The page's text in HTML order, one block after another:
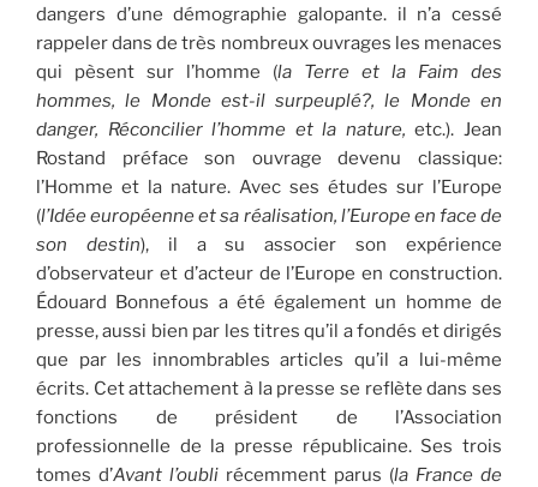
dangers d’une démographie galopante. il n’a cessé
rappeler dans de très nombreux ouvrages les menaces
qui pèsent sur l’homme (la Terre et la Faim des
hommes, le Monde est-il surpeuplé?, le Monde en
danger, Réconcilier l’homme et la nature, etc.). Jean
Rostand préface son ouvrage devenu classique:
l’Homme et la nature. Avec ses études sur l’Europe
(l’Idée européenne et sa réalisation, l’Europe en face de
son destin), il a su associer son expérience
d’observateur et d’acteur de l’Europe en construction.
Édouard Bonnefous a été également un homme de
presse, aussi bien par les titres qu’il a fondés et dirigés
que par les innombrables articles qu’il a lui-même
écrits. Cet attachement à la presse se reflète dans ses
fonctions de président de l’Association
professionnelle de la presse républicaine. Ses trois
tomes d’Avant l’oubli récemment parus (la France de